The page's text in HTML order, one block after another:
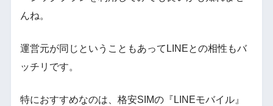
んね。
運営元が同じということもあってLINEとの相性もバ
ッチリです。
特におすすめなのは、格安SIMの『LINEモバイル』